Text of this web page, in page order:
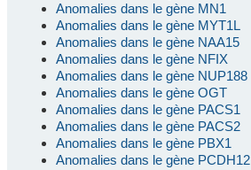
Anomalies dans le gène MN1
Anomalies dans le gène MYT1L
Anomalies dans le gène NAA15
Anomalies dans le gène NFIX
Anomalies dans le gène NUP188
Anomalies dans le gène OGT
Anomalies dans le gène PACS1
Anomalies dans le gène PACS2
Anomalies dans le gène PBX1
Anomalies dans le gène PCDH12